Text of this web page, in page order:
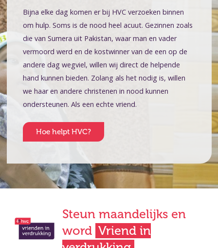
Bijna elke dag komen er bij HVC verzoeken binnen
om hulp. Soms is de nood heel acuut. Gezinnen zoals
die van Sumera uit Pakistan, waar man en vader
vermoord werd en de kostwinner van de een op de
andere dag wegviel, willen wij direct de helpende
hand kunnen bieden. Zolang als het nodig is, willen
we haar en andere christenen in nood kunnen
ondersteunen. Als een echte vriend.
Hoe helpt HVC?
Steun maandelijks en
word Vriend in